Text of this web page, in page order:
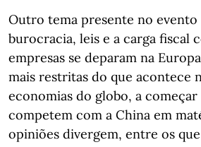
Outro tema presente no evento
burocracia, leis e a carga fiscal
empresas se deparam na
mais restritas do que acontece
economias do globo, a
competem com a China em
opiniões divergem, entre os